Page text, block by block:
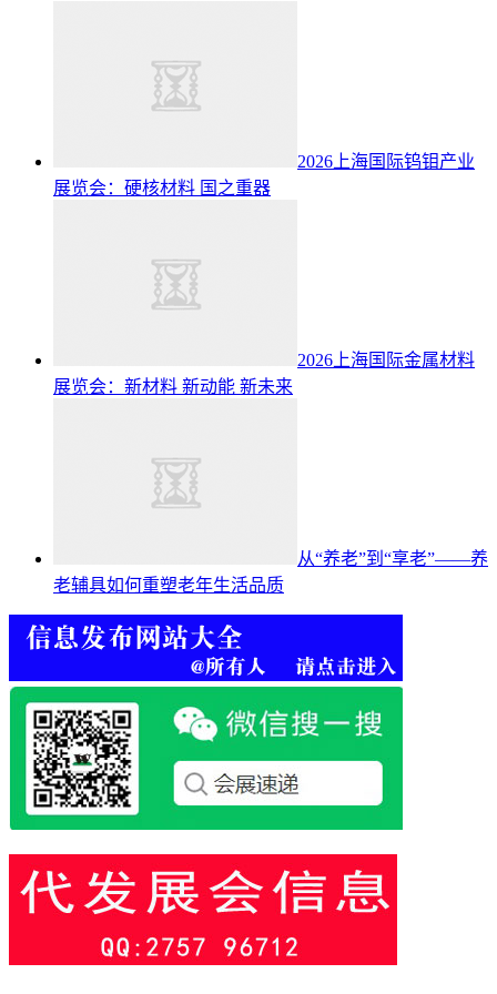
2026上海国际钨钼产业
展览会：硬核材料 国之重器
2026上海国际金属材料
展览会：新材料 新动能 新未来
从“养老”到“享老”——养
老辅具如何重塑老年生活品质